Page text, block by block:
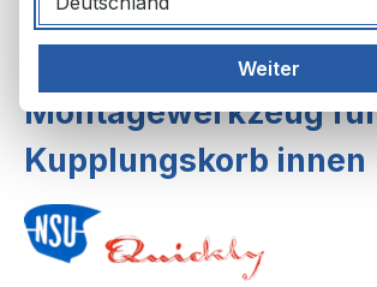
Montagewerkzeug
Kupplungskorb innen
Weiter